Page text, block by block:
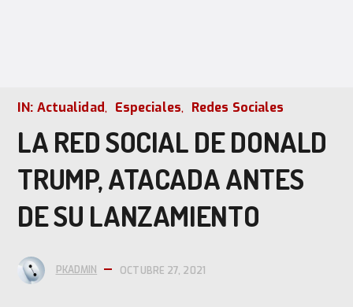
IN: Actualidad Especiales Redes Sociales
LA RED SOCIAL DE DONALD
TRUMP, ATACADA ANTES
DE SU LANZAMIENTO
PKADMIN OCTUBRE 27, 2021